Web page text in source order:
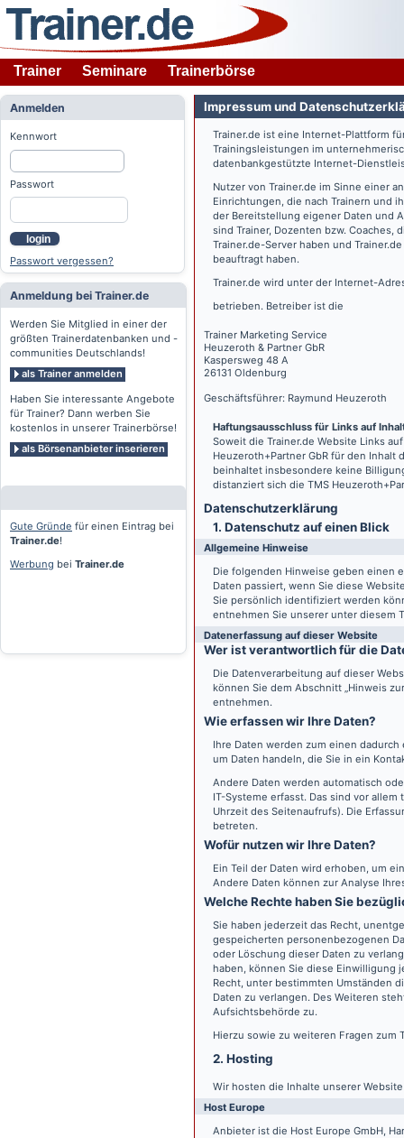
Trainer Seminare Trainerbörse
Anmelden
Kennwort
Passwort
login
Passwort vergessen?
Anmeldung bei Trainer.de
Werden Sie Mitglied in einer der
größten Trainerdatenbanken und -
communities Deutschlands!
als Trainer anmelden
Haben Sie interessante Angebote
für Trainer? Dann werben Sie
kostenlos in unserer Trainerbörse!
als Börsenanbieter inserieren
Gute Gründe für einen Eintrag bei
Trainer.de!
Werbung bei Trainer.de
Impressum und
Trainer.de ist eine Internet-Plattform
Trainingsleistungen im
datenbankgestützte Internet-
Nutzer von Trainer.de im Sinne einer
Einrichtungen, die nach Trainern und
der Bereitstellung eigener Daten und
sind Trainer, Dozenten bzw.
Trainer.de-Server haben und Trainer.de
beauftragt haben.
Trainer.de wird unter der Internet-
betrieben. Betreiber ist die
Trainer Marketing Service
Heuzeroth & Partner GbR
Kaspersweg 48 A
26131 Oldenburg
Geschäftsführer: Raymund Heuzeroth
Haftungsausschluss für Links auf
Soweit die Trainer.de Website Links
Heuzeroth+Partner GbR für den Inhalt
beinhaltet insbesondere keine
distanziert sich die TMS
Datenschutz­erklärung
1. Datenschutz auf einen Blick
Allgemeine Hinweise
Die folgenden Hinweise geben einen
Daten passiert, wenn Sie diese
Sie persönlich identifiziert werden
entnehmen Sie unserer unter diesem
Datenerfassung auf dieser Website
Wer ist verantwortlich für die
Die Datenverarbeitung auf dieser
können Sie dem Abschnitt „Hinweis
entnehmen.
Wie erfassen wir Ihre Daten?
Ihre Daten werden zum einen
um Daten handeln, die Sie in ein
Andere Daten werden automatisch
IT-Systeme erfasst. Das sind vor
Uhrzeit des Seitenaufrufs). Die
betreten.
Wofür nutzen wir Ihre Daten?
Ein Teil der Daten wird erhoben, um
Andere Daten können zur Analyse
Welche Rechte haben Sie
Sie haben jederzeit das Recht,
gespeicherten personenbezogenen
oder Löschung dieser Daten zu
haben, können Sie diese Einwilligung
Recht, unter bestimmten Umständen
Daten zu verlangen. Des Weiteren
Aufsichtsbehörde zu.
Hierzu sowie zu weiteren Fragen zum
2. Hosting
Wir hosten die Inhalte unserer
Host Europe
Anbieter ist die Host Europe GmbH,